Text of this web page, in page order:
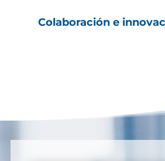
Colaboración e